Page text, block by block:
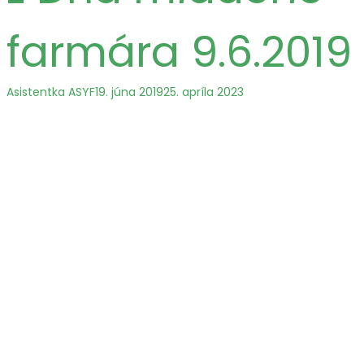
farmára 9.6.2019
Asistentka ASYF19. júna 201925. apríla 2023